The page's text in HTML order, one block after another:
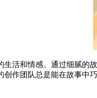
生活和情感。通过细腻的
作团队总是能在故事中